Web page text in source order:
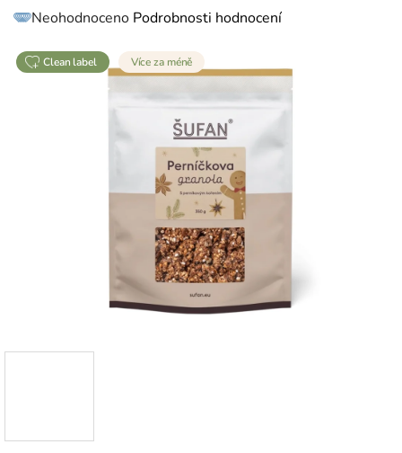
Průměrné
hodnocení
0,0
z
5
Neohodnoceno Podrobnosti hodnocení
clean label Více za méně